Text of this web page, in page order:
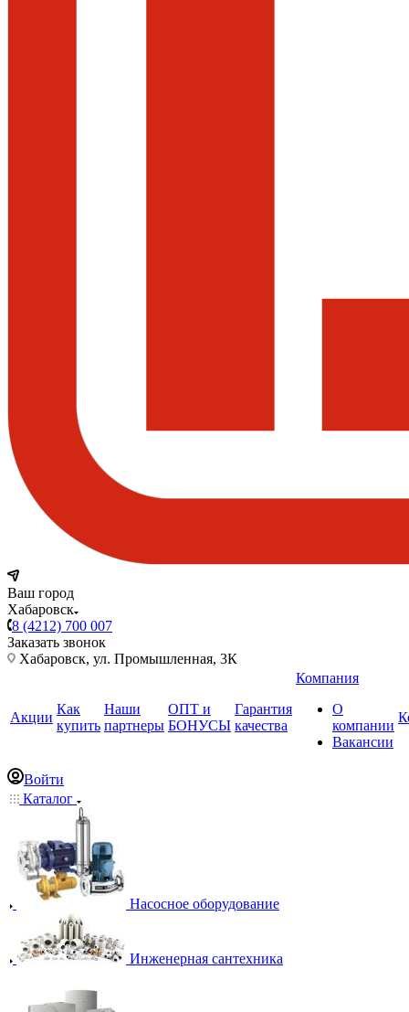
Ваш город
Хабаровск
8 (4212) 700 007
Заказать звонок
Хабаровск, ул. Промышленная, 3К
Акции
Как
купить
Наши
партнеры
ОПТ и
БОНУСЫ
Гарантия
качества
Компания
О
компании
Вакансии
Войти
Каталог
Насосное оборудование
Инженерная сантехника